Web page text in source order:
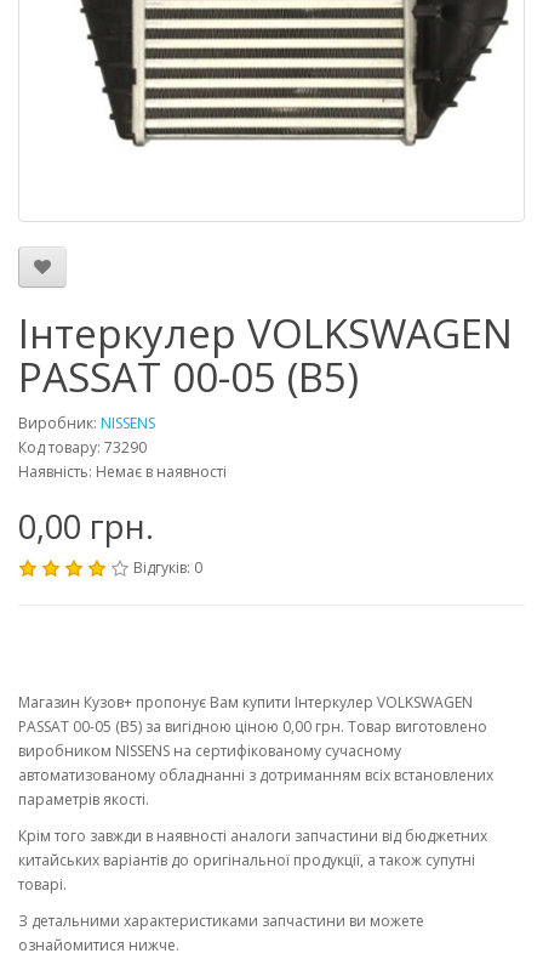
Інтеркулер VOLKSWAGEN
PASSAT 00-05 (B5)
Виробник: NISSENS
Код товару: 73290
Наявність: Немає в наявності
0,00 грн.
Відгуків: 0
Магазин Кузов+ пропонує Вам купити Інтеркулер VOLKSWAGEN
PASSAT 00-05 (B5) за вигідною ціною 0,00 грн. Товар виготовлено
виробником NISSENS на сертифікованому сучасному
автоматизованому обладнанні з дотриманням всіх встановлених
параметрів якості.
Крім того завжди в наявності аналоги запчастини від бюджетних
китайських варіантів до оригінальної продукції, а також супутні
товарі.
З детальними характеристиками запчастини ви можете
ознайомитися нижче.